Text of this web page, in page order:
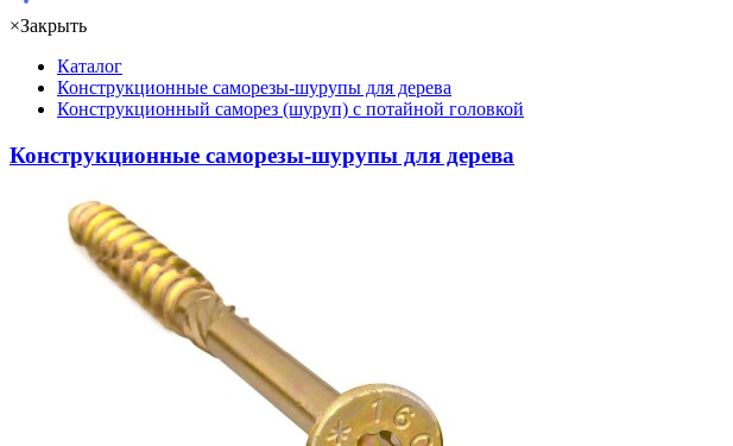
×Закрыть
Каталог
Конструкционные саморезы-шурупы для дерева
Конструкционный саморез (шуруп) с потайной головкой
Конструкционные саморезы-шурупы для дерева